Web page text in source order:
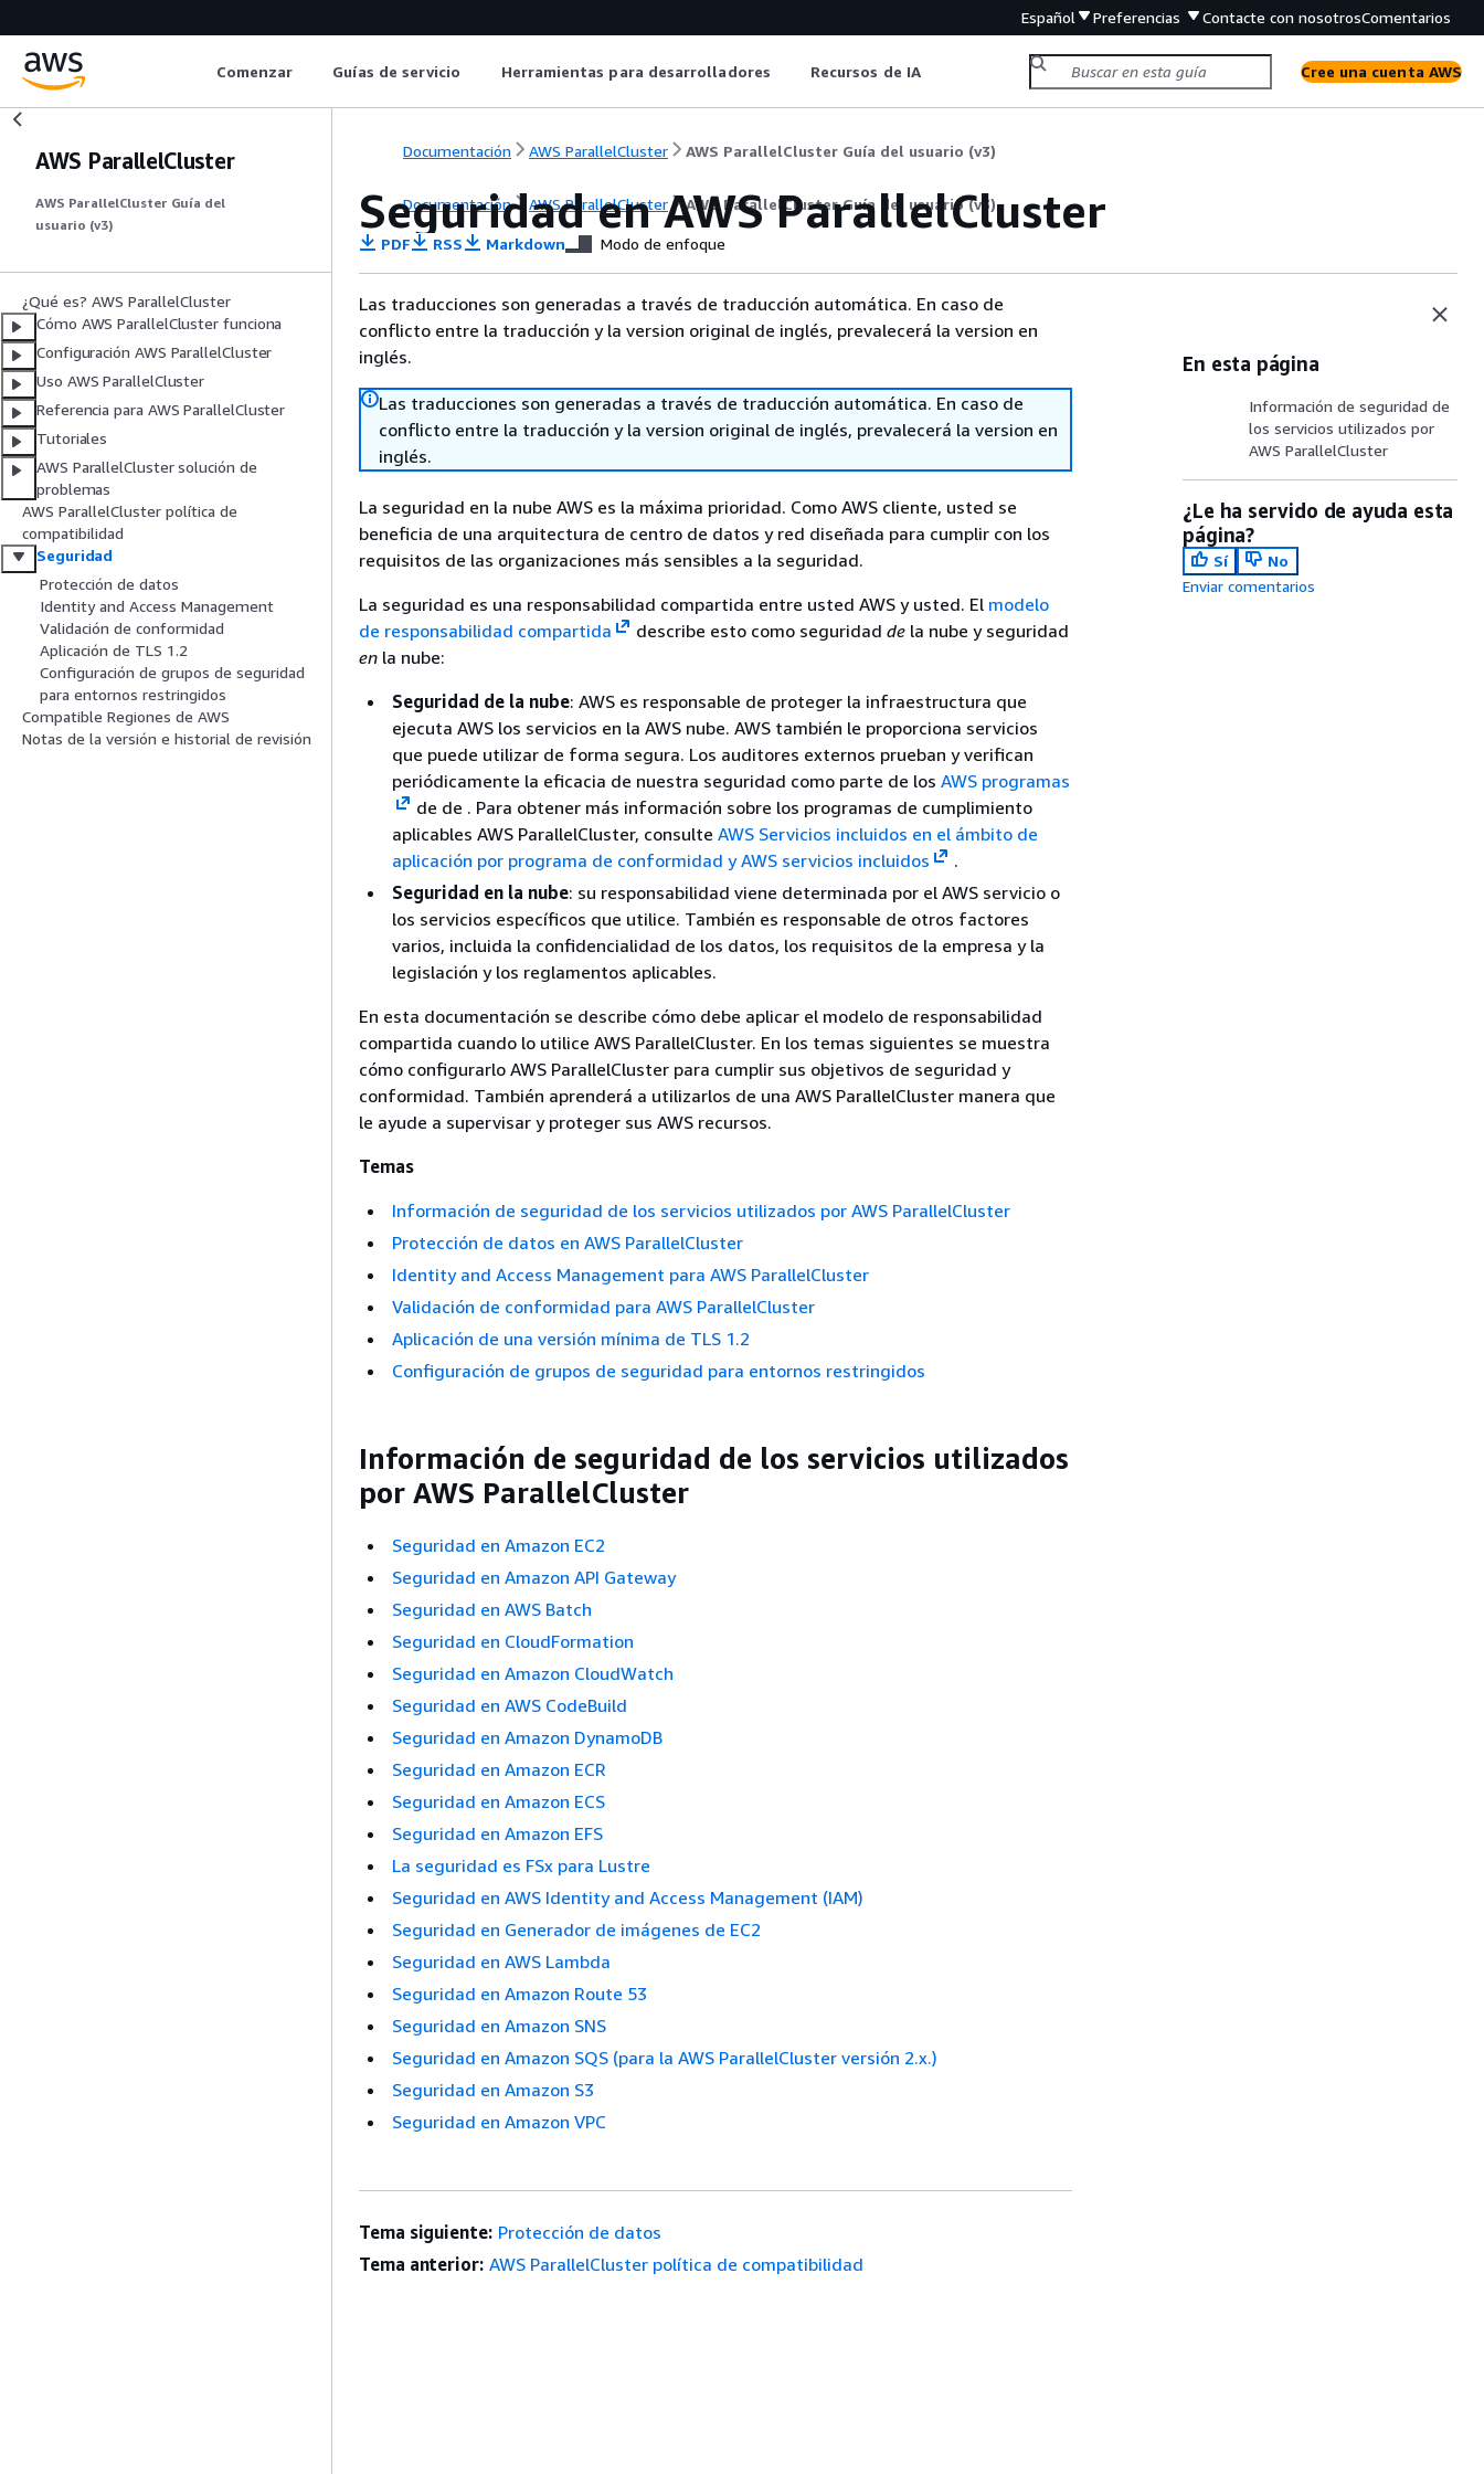
Español Preferencias Contacte con nosotrosComentarios
Comenzar Guías de servicio Herramientas para desarrolladores Recursos de IA Cree una cuenta AWS
AWS ParallelCluster
AWS ParallelCluster Guía del
usuario (v3)
¿Qué es? AWS ParallelCluster
Cómo AWS ParallelCluster funciona
Configuración AWS ParallelCluster
Uso AWS ParallelCluster
Referencia para AWS ParallelCluster
Tutoriales
AWS ParallelCluster solución de
problemas
AWS ParallelCluster política de
compatibilidad
Seguridad
Protección de datos
Identity and Access Management
Validación de conformidad
Aplicación de TLS 1.2
Configuración de grupos de seguridad
para entornos restringidos
Compatible Regiones de AWS
Notas de la versión e historial de revisión
Documentación AWS ParallelCluster AWS ParallelCluster Guía del usuario (v3)
Documentación AWS ParallelCluster AWS ParallelCluster Guía del usuario (v3)
Seguridad en AWS ParallelCluster
PDF RSS Markdown Modo de enfoque
Las traducciones son generadas a través de traducción automática. En caso de
conflicto entre la traducción y la version original de inglés, prevalecerá la version en
inglés.
Las traducciones son generadas a través de traducción automática. En caso de
conflicto entre la traducción y la version original de inglés, prevalecerá la version en
inglés.
La seguridad en la nube AWS es la máxima prioridad. Como AWS cliente, usted se
beneficia de una arquitectura de centro de datos y red diseñada para cumplir con los
requisitos de las organizaciones más sensibles a la seguridad.
La seguridad es una responsabilidad compartida entre usted AWS y usted. El modelo
de responsabilidad compartida
describe esto como seguridad dela nube y seguridad
en la nube:
Seguridad de la nube: AWS es responsable de proteger la infraestructura que
ejecuta AWS los servicios en la AWS nube. AWS también le proporciona servicios
que puede utilizar de forma segura. Los auditores externos prueban y verifican
periódicamente la eficacia de nuestra seguridad como parte de los AWS programas
de de . Para obtener más información sobre los programas de cumplimiento
aplicables AWS ParallelCluster, consulte AWS Servicios incluidos en el ámbito de
aplicación por programa de conformidad y AWS servicios incluidos
.
Seguridad en la nube: su responsabilidad viene determinada por el AWS servicio o
los servicios específicos que utilice. También es responsable de otros factores
varios, incluida la confidencialidad de los datos, los requisitos de la empresa y la
legislación y los reglamentos aplicables.
En esta documentación se describe cómo debe aplicar el modelo de responsabilidad
compartida cuando lo utilice AWS ParallelCluster. En los temas siguientes se muestra
cómo configurarlo AWS ParallelCluster para cumplir sus objetivos de seguridad y
conformidad. También aprenderá a utilizarlos de una AWS ParallelCluster manera que
le ayude a supervisar y proteger sus AWS recursos.
Temas
Información de seguridad de los servicios utilizados por AWS ParallelCluster
Protección de datos en AWS ParallelCluster
Identity and Access Management para AWS ParallelCluster
Validación de conformidad para AWS ParallelCluster
Aplicación de una versión mínima de TLS 1.2
Configuración de grupos de seguridad para entornos restringidos
Información de seguridad de los servicios utilizados
por AWS ParallelCluster
Seguridad en Amazon EC2
Seguridad en Amazon API Gateway
Seguridad en AWS Batch
Seguridad en CloudFormation
Seguridad en Amazon CloudWatch
Seguridad en AWS CodeBuild
Seguridad en Amazon DynamoDB
Seguridad en Amazon ECR
Seguridad en Amazon ECS
Seguridad en Amazon EFS
La seguridad es FSx para Lustre
Seguridad en AWS Identity and Access Management (IAM)
Seguridad en Generador de imágenes de EC2
Seguridad en AWS Lambda
Seguridad en Amazon Route 53
Seguridad en Amazon SNS
Seguridad en Amazon SQS (para la AWS ParallelCluster versión 2.x.)
Seguridad en Amazon S3
Seguridad en Amazon VPC
En esta página
Información de seguridad de
los servicios utilizados por
AWS ParallelCluster
¿Le ha servido de ayuda esta
página?
Sí
No
Enviar comentarios
Tema siguiente: Protección de datos
Tema anterior: AWS ParallelCluster política de compatibilidad